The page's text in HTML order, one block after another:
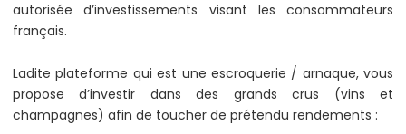
autorisée d’investissements visant les consommateurs
français.
Ladite plateforme qui est une escroquerie / arnaque, vous
propose d’investir dans des grands crus (vins et
champagnes) afin de toucher de prétendu rendements :